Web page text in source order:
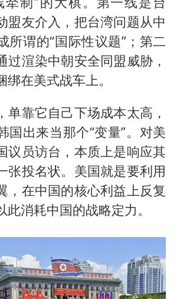
盟友介入，把台湾问题从中
所谓的“国际性议题”；第二
过渲染中朝安全同盟威胁，
在美式战车上。
单靠它自己下场成本太高，
国出来当那个“变量”。对美
议员访台，本质上是响应其
张投名状。美国就是要利用
，在中国的核心利益上反复
消耗中国的战略定力。